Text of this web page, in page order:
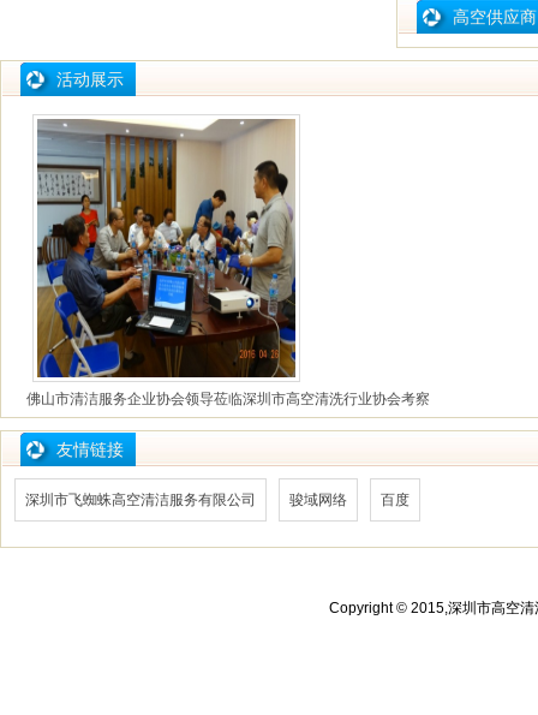
高空供应商
活动展示
佛山市清洁服务企业协会领导莅临深圳市高空清洗行业协会考察
友情链接
深圳市飞蜘蛛高空清洁服务有限公司 骏域网络 百度
Copyright © 2015,深圳市高空